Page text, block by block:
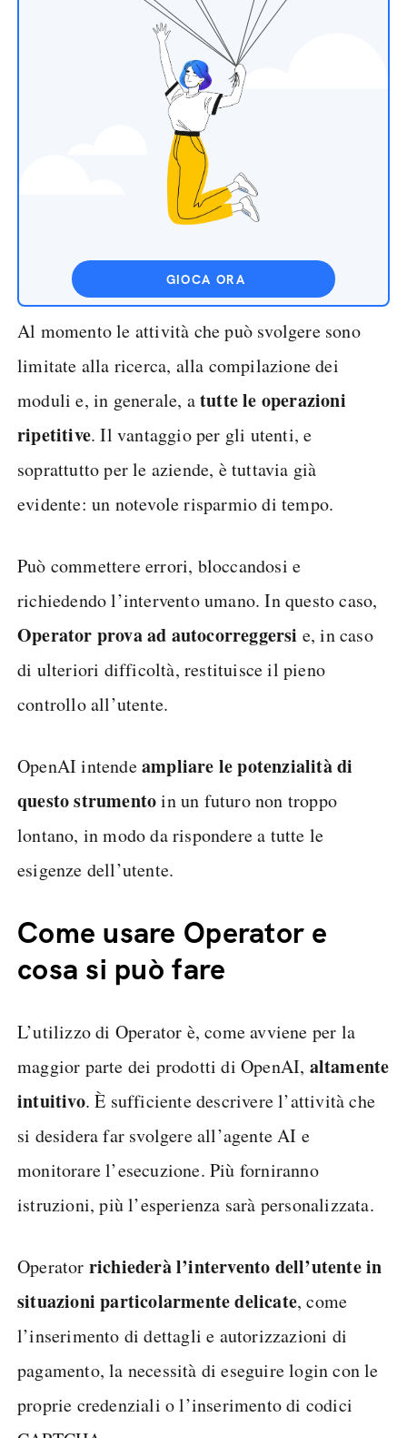
GIOCA ORA
Al momento le attività che può svolgere sono
limitate alla ricerca, alla compilazione dei
moduli e, in generale, atutte le operazioni
ripetitive. Il vantaggio per gli utenti, e
soprattutto per le aziende, è tuttavia già
evidente: un notevole risparmio di tempo.
Può commettere errori, bloccandosi e
richiedendo l’intervento umano. In questo caso,
Operator prova ad autocorreggersi e, in caso
di ulteriori difficoltà, restituisce il pieno
controllo all’utente.
OpenAI intendeampliare le potenzialità di
questo strumentoin un futuro non troppo
lontano, in modo da rispondere a tutte le
esigenze dell’utente.
Come usare Operator e
cosa si può fare
L’utilizzo di Operator è, come avviene per la
maggior parte dei prodotti di OpenAI, altamente
intuitivo. È sufficiente descrivere l’attività che
si desidera far svolgere all’agente AI e
monitorare l’esecuzione. Più forniranno
istruzioni, più l’esperienza sarà personalizzata.
Operator richiederà l’intervento dell’utente in
situazioni particolarmente delicate, come
l’inserimento di dettagli e autorizzazioni di
pagamento, la necessità di eseguire login con le
proprie credenziali o l’inserimento di codici